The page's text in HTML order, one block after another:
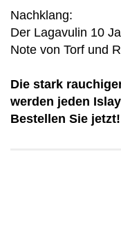
Nachklang:
Der Lagavulin 10
Note von Torf und
Die stark
werden jeden
Bestellen Sie jetzt!